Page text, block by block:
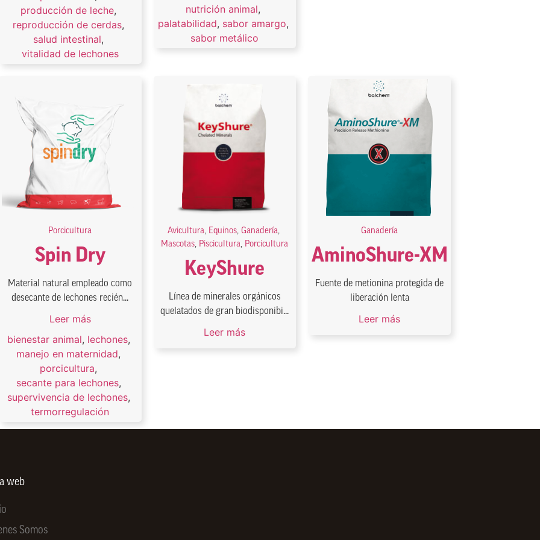
producción de leche,
reproducción de cerdas,
salud intestinal,
vitalidad de lechones
nutrición animal,
palatabilidad, sabor amargo,
sabor metálico
Porcicultura
Spin Dry
Material natural empleado como
desecante de lechones recién...
Leer más
bienestar animal, lechones,
manejo en maternidad,
porcicultura,
secante para lechones,
supervivencia de lechones,
termorregulación
Avicultura, Equinos, Ganadería,
Mascotas, Piscicultura, Porcicultura
KeyShure
Línea de minerales orgánicos
quelatados de gran biodisponibi...
Leer más
Ganadería
AminoShure-XM
Fuente de metionina protegida de
liberación lenta
Leer más
web
Somos